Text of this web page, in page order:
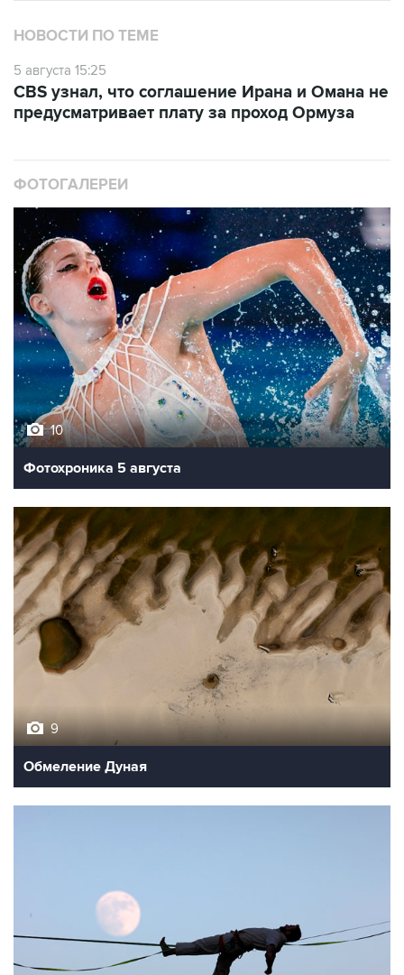
НОВОСТИ ПО ТЕМЕ
5 августа 15:25
CBS узнал, что соглашение Ирана и Омана не
предусматривает плату за проход Ормуза
ФОТОГАЛЕРЕИ
10
Фотохроника 5 августа
9
Обмеление Дуная